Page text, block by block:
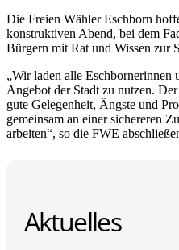
Die Freien Wähler Eschborn
konstruktiven Abend, bei dem
Bürgern mit Rat und Wissen zur
„Wir laden alle Eschbornerinnen
Angebot der Stadt zu nutzen.
gute Gelegenheit, Ängste und
gemeinsam an einer sichereren
arbeiten“, so die FWE
Aktuelles